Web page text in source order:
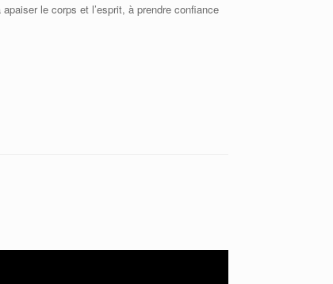
le corps et l’esprit, à prendre confiance